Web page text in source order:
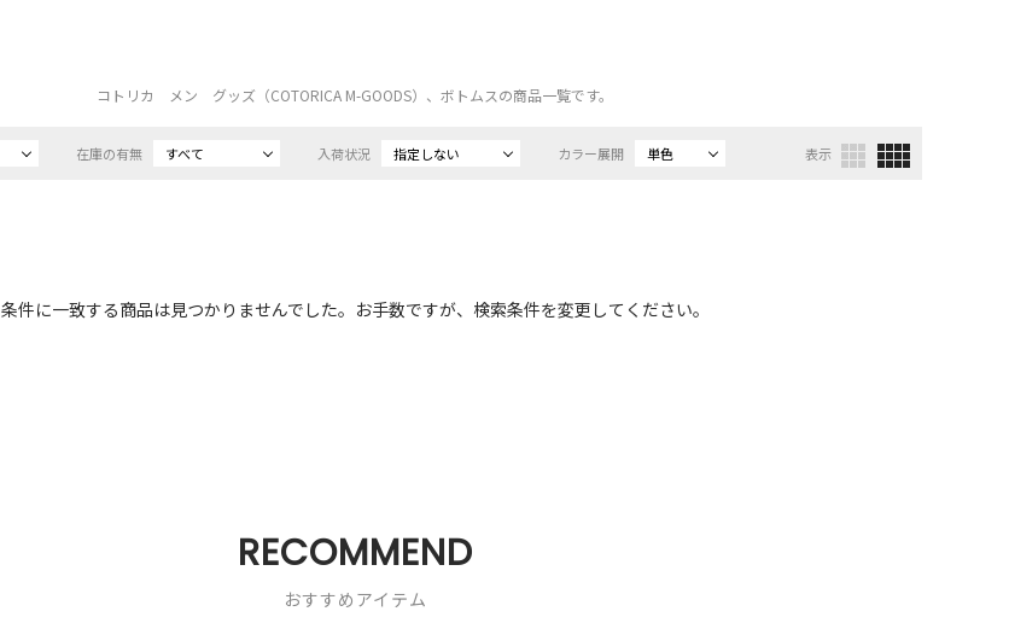
コトリカ メン グッズ（COTORICA M-GOODS）、ボトムスの商品一覧です。
在庫の有無 すべて 入荷状況 指定しない カラー展開 単色 表示
条件に一致する商品は見つかりませんでした。お手数ですが、検索条件を変更してください。
RECOMMEND
おすすめアイテム